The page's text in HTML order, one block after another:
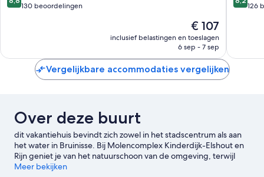
van130 beoordelingen
De
prijs
is
€ 107
inclusief belastingen en toeslagen
6 sep - 7 sep
van126
Vergelijkbare accommodaties vergelijken
Over deze buurt
dit vakantiehuis bevindt zich zowel in het stadscentrum als aan
het water in Bruinisse. Bij Molencomplex Kinderdijk-Elshout en
Rijn geniet je van het natuurschoon van de omgeving, terwijl
Watersnoodmuseum en Scheepvaartmuseum hier twee van de
Meer bekijken